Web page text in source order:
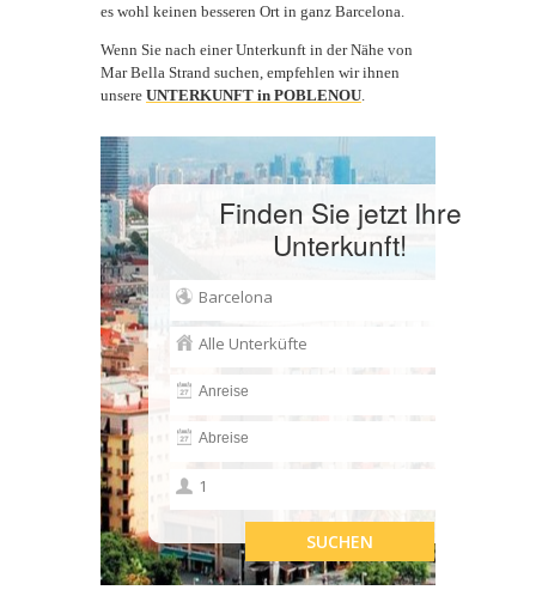
es wohl keinen besseren Ort in ganz Barcelona.
Wenn Sie nach einer Unterkunft in der Nähe von
Mar Bella Strand suchen, empfehlen wir ihnen
unsere UNTERKUNFT in POBLENOU.
Finden Sie jetzt Ihre
Unterkunft!